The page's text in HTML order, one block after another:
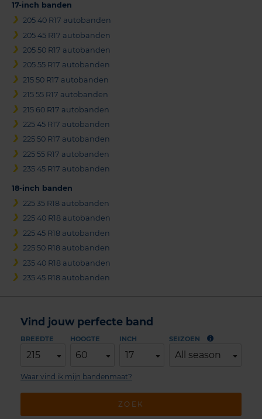
17-inch banden
205 40 R17 autobanden
205 45 R17 autobanden
205 50 R17 autobanden
205 55 R17 autobanden
215 50 R17 autobanden
215 55 R17 autobanden
215 60 R17 autobanden
225 45 R17 autobanden
225 50 R17 autobanden
225 55 R17 autobanden
235 45 R17 autobanden
18-inch banden
225 35 R18 autobanden
225 40 R18 autobanden
225 45 R18 autobanden
225 50 R18 autobanden
235 40 R18 autobanden
235 45 R18 autobanden
Vind jouw perfecte band
BREEDTE
215
HOOGTE
60
INCH
17
SEIZOEN
All season
ZOEK
Waar vind ik mijn bandenmaat?